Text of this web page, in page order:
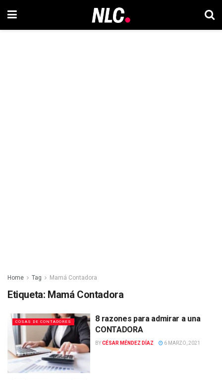
Home Tag Mamá Contadora
Etiqueta: Mamá Contadora
COSAS DE CONTADORES
8 razones para admirar a una
CONTADORA
BYCÉSAR MÉNDEZ DÍAZ 6 MARZO, 2021